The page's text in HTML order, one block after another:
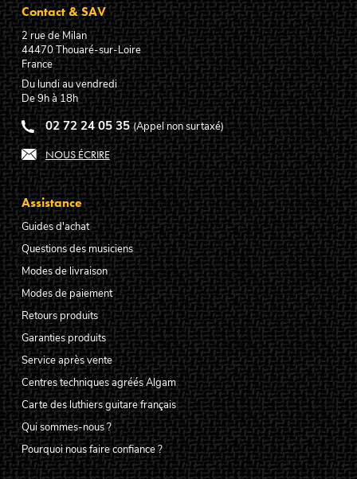
Contact & SAV
2 rue de Milan
44470Thouaré-sur-Loire
France
Du lundi au vendredi
De 9h à 18h
02 72 24 05 35 (Appel non surtaxé)
NOUS ÉCRIRE
Assistance
Guides d'achat
Questions des musiciens
Modes de livraison
Modes de paiement
Retours produits
Garanties produits
Service après vente
Centres techniques agréés Algam
Carte des luthiers guitare français
Qui sommes-nous ?
Pourquoi nous faire confiance ?